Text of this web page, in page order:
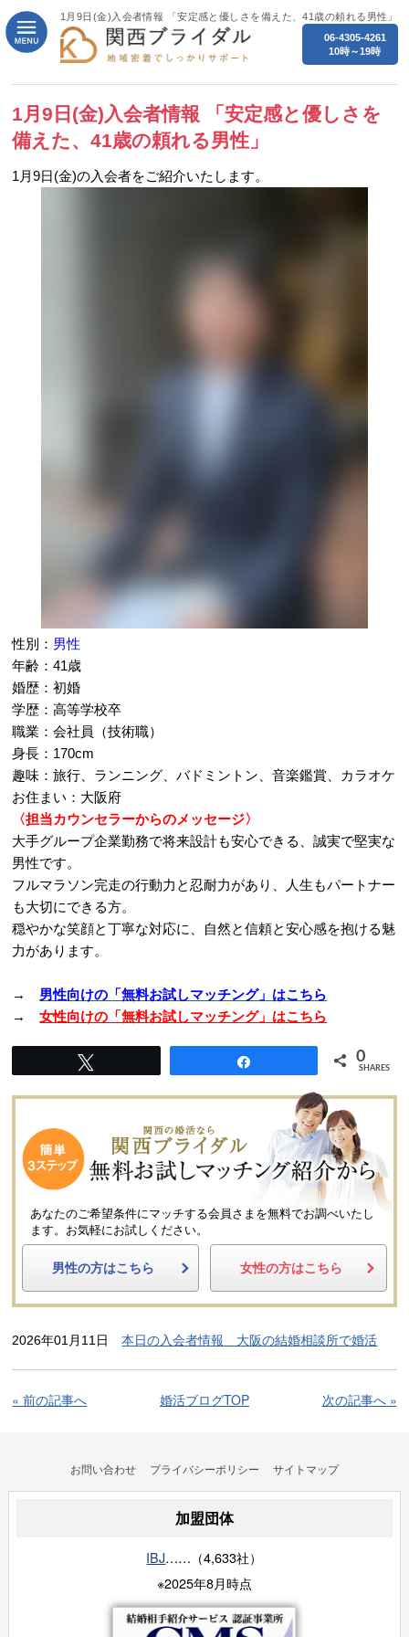
1月9日(金)入会者情報 「安定感と優しさを備えた、41歳の頼れる男性」
06-4305-4261
10時～19時
1月9日(金)入会者情報 「安定感と優しさを
備えた、41歳の頼れる男性」
1月9日(金)の入会者をご紹介いたします。
性別： 男性
年齢：41歳
婚歴：初婚
学歴：高等学校卒
職業：会社員（技術職）
身長：170cm
趣味：旅行、ランニング、バドミントン、音楽鑑賞、カラオケ
お住まい：大阪府
〈担当カウンセラーからのメッセージ〉
大手グループ企業勤務で将来設計も安心できる、誠実で堅実な
男性です。
フルマラソン完走の行動力と忍耐力があり、人生もパートナー
も大切にできる方。
穏やかな笑顔と丁寧な対応に、自然と信頼と安心感を抱ける魅
力があります。
→ 男性向けの「無料お試しマッチング」はこちら
→女性向けの「無料お試しマッチング」はこちら
0
SHARES
あなたのご希望条件にマッチする会員さまを無料でお調べいたし
ます。
お気軽にお試しください。
男性の方はこちら 女性の方はこちら
2026年01月11日本日の入会者情報 大阪の結婚相談所で婚活
« 前の記事へ 婚活ブログTOP 次の記事へ »
お問い合わせ プライバシーポリシー サイトマップ
加盟団体
IBJ……（4,633社）
※2025年8月時点